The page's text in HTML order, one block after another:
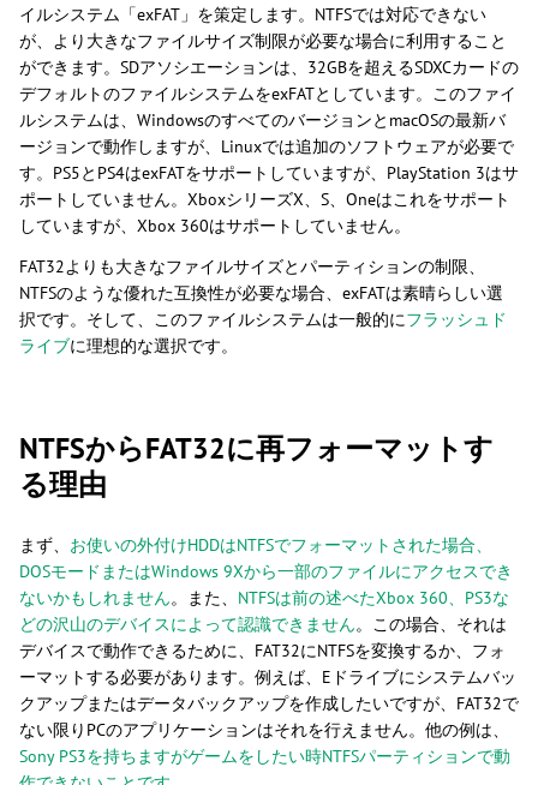
イルシステム「exFAT」を策定します。NTFSでは対応できない
が、より大きなファイルサイズ制限が必要な場合に利用すること
ができます。SDアソシエーションは、32GBを超えるSDXCカードの
デフォルトのファイルシステムをexFATとしています。このファイ
ルシステムは、WindowsのすべてのバージョンとmacOSの最新バ
ージョンで動作しますが、Linuxでは追加のソフトウェアが必要で
す。PS5とPS4はexFATをサポートしていますが、PlayStation 3はサ
ポートしていません。XboxシリーズX、S、Oneはこれをサポート
していますが、Xbox 360はサポートしていません。
FAT32よりも大きなファイルサイズとパーティションの制限、
NTFSのような優れた互換性が必要な場合、exFATは素晴らしい選
択です。そして、このファイルシステムは一般的にフラッシュド
ライブに理想的な選択です。
NTFSからFAT32に再フォーマットす
る理由
まず、 お使いの外付けHDDはNTFSでフォーマットされた場合、
DOSモードまたはWindows 9Xから一部のファイルにアクセスでき
ないかもしれません。また、 NTFSは前の述べたXbox 360、PS3な
どの沢山のデバイスによって認識できません。この場合、それは
デバイスで動作できるために、FAT32にNTFSを変換するか、フォ
ーマットする必要があります。例えば、Eドライブにシステムバッ
クアップまたはデータバックアップを作成したいですが、FAT32で
ない限りPCのアプリケーションはそれを行えません。他の例は、
Sony PS3を持ちますがゲームをしたい時NTFSパーティションで動